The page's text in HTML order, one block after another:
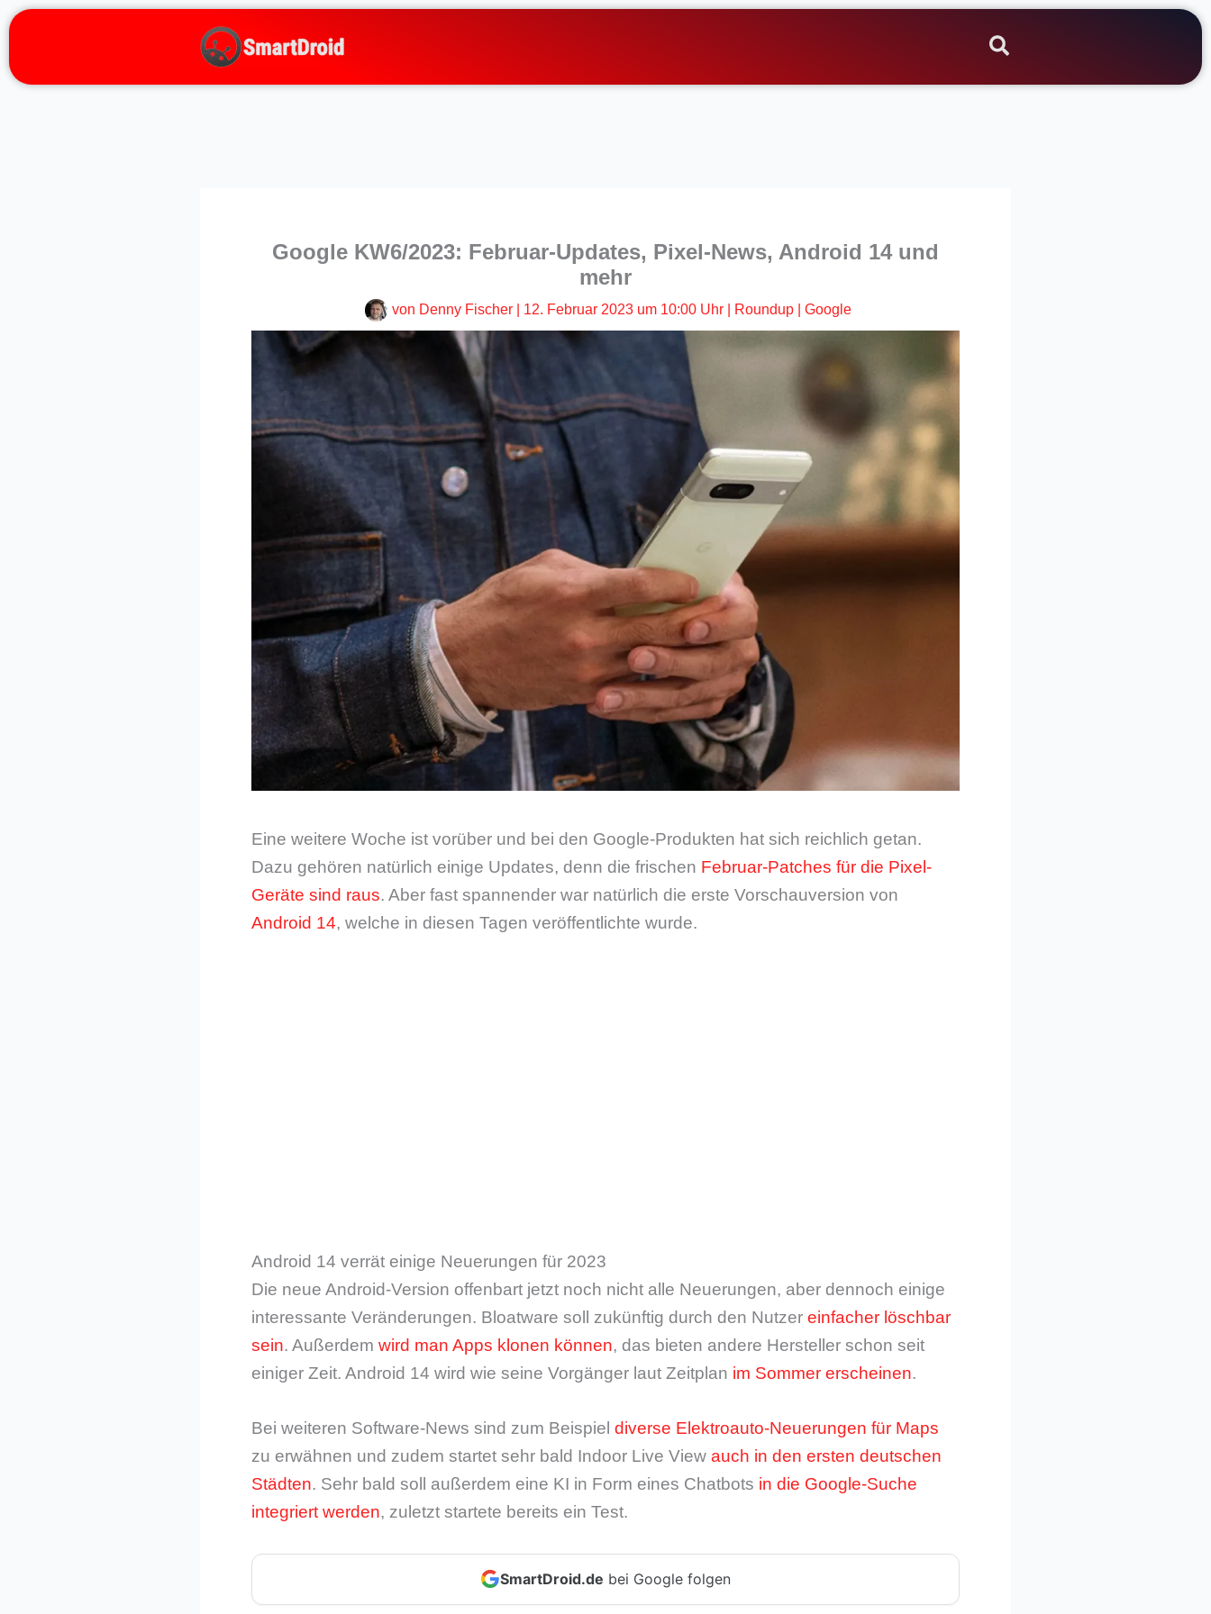
Zum
springen
Google KW6/2023: Februar-Updates, Pixel-News, Android 14 und
mehr
von Denny Fischer 12. Februar 2023 um 10:00 Uhr| Roundup| Google
Eine weitere Woche ist vorüber und bei den Google-Produkten hat sich reichlich getan.
Dazu gehören natürlich einige Updates, denn die frischen Februar-Patches für die Pixel-
Geräte sind raus. Aber fast spannender war natürlich die erste Vorschauversion von
Android 14, welche in diesen Tagen veröffentlichte wurde.
Android 14 verrät einige Neuerungen für 2023
Die neue Android-Version offenbart jetzt noch nicht alle Neuerungen, aber dennoch einige
interessante Veränderungen. Bloatware soll zukünftig durch den Nutzer einfacher löschbar
sein. Außerdem wird man Apps klonen können, das bieten andere Hersteller schon seit
einiger Zeit. Android 14 wird wie seine Vorgänger laut Zeitplan im Sommer erscheinen.
Bei weiteren Software-News sind zum Beispiel diverse Elektroauto-Neuerungen für Maps
zu erwähnen und zudem startet sehr bald Indoor Live View auch in den ersten deutschen
Städten. Sehr bald soll außerdem eine KI in Form eines Chatbots in die Google-Suche
integriert werden, zuletzt startete bereits ein Test.
SmartDroid.de bei Google folgen